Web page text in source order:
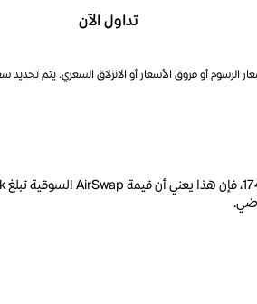
تداول الآن
أو فروق الأسعار أو الانزلاق السعري. يتم تحديد